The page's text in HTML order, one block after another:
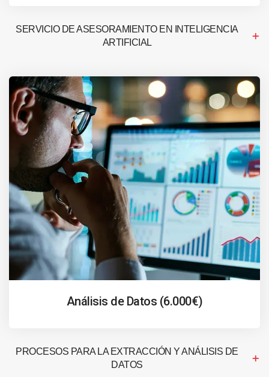
SERVICIO DE ASESORAMIENTO EN INTELIGENCIA
ARTIFICIAL
Análisis de Datos (6.000€)
PROCESOS PARA LA EXTRACCIÓN Y ANÁLISIS DE
DATOS